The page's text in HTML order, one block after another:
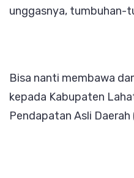
unggasnya, tumbuhan-
Bisa nanti membawa
kepada Kabupaten
Pendapatan Asli Daerah